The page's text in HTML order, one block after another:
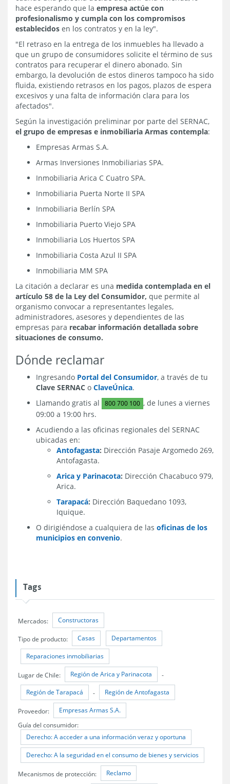
hace esperando que la empresa actúe con
profesionalismo y cumpla con los compromisos
establecidos en los contratos y en la ley".
"El retraso en la entrega de los inmuebles ha llevado a
que un grupo de consumidores solicite el término de sus
contratos para recuperar el dinero abonado. Sin
embargo, la devolución de estos dineros tampoco ha sido
fluida, existiendo retrasos en los pagos, plazos de espera
excesivos y una falta de información clara para los
afectados".
Según la investigación preliminar por parte del SERNAC,
el grupo de empresas e inmobiliaria Armas contempla:
Empresas Armas S.A.
Armas Inversiones Inmobiliarias SPA.
Inmobiliaria Arica C Cuatro SPA.
Inmobiliaria Puerta Norte II SPA
Inmobiliaria Berlín SPA
Inmobiliaria Puerto Viejo SPA
Inmobiliaria Los Huertos SPA
Inmobiliaria Costa Azul II SPA
Inmobiliaria MM SPA
La citación a declarar es una medida contemplada en el
artículo 58 de la Ley del Consumidor, que permite al
organismo convocar a representantes legales,
administradores, asesores y dependientes de las
empresas para recabar información detallada sobre
situaciones de consumo.
Dónde reclamar
Ingresando Portal del Consumidor, a través de tu
Clave SERNAC o ClaveÚnica.
Llamando gratis al
800 700 100 , de lunes a viernes
09:00 a 19:00 hrs.
Acudiendo a las oficinas regionales del SERNAC
ubicadas en:
Antofagasta: Dirección Pasaje Argomedo 269,
Antofagasta.
Arica y Parinacota: Dirección Chacabuco 979,
Arica.
Tarapacá: Dirección Baquedano 1093,
Iquique.
O dirigiéndose a cualquiera de las oficinas de los
municipios en convenio.
Tags
Mercados: Constructoras
Tipo de producto: Casas Departamentos
Reparaciones inmobiliarias
Lugar de Chile: Región de Arica y Parinacota -
Región de Tarapacá - Región de Antofagasta
Proveedor: Empresas Armas S.A.
Guía del consumidor:
Derecho: A acceder a una información veraz y oportuna
Derecho: A la seguridad en el consumo de bienes y servicios
Mecanismos de protección: Reclamo